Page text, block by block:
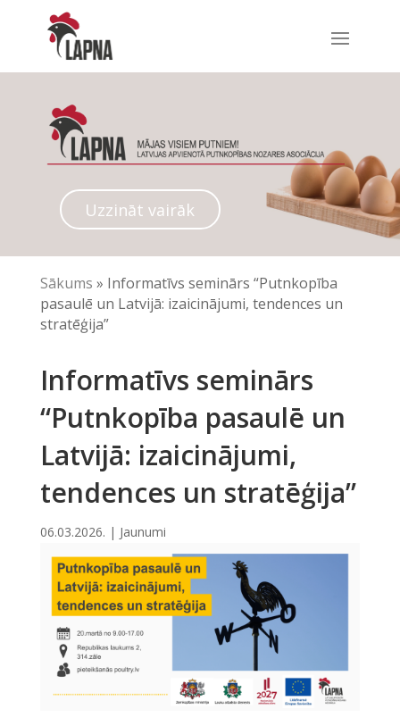
Uzzināt vairāk
Sākums » Informatīvs seminārs “Putnkopība
pasaulē un Latvijā: izaicinājumi, tendences un
stratēģija”
Informatīvs seminārs
“Putnkopība pasaulē un
Latvijā: izaicinājumi,
tendences un stratēģija”
06.03.2026. | Jaunumi